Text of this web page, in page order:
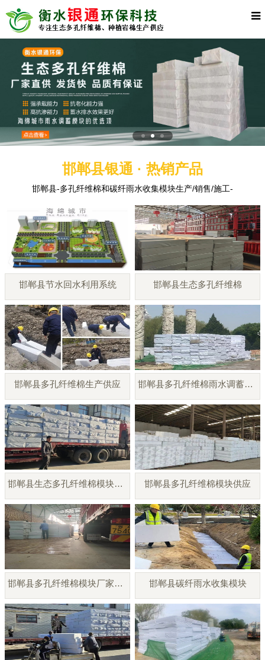
邯郸县银通 · 热销产品
邯郸县-多孔纤维棉和碳纤雨水收集模块生产/销售/施工-
邯郸县节水回水利用系统 邯郸县生态多孔纤维棉
邯郸县多孔纤维棉生产供应 邯郸县多孔纤维棉雨水调蓄模块
邯郸县生态多孔纤维棉模块厂家 邯郸县多孔纤维棉模块供应
邯郸县多孔纤维棉模块厂家直销 邯郸县碳纤雨水收集模块